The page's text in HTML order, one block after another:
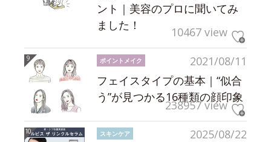
ント｜美容のプロに聞いてみ
ました！
10467 view
2021/08/11
ポイントメイク
フェイスタイプの基本｜“似合
う”が見つかる16種類の顔印象
238957 view
2025/08/22
スキンケア